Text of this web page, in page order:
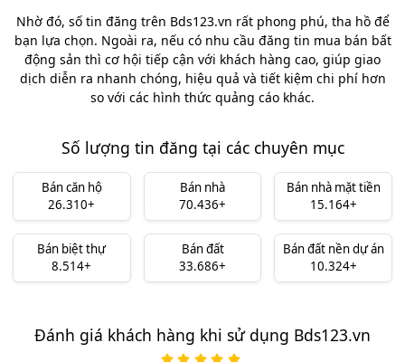
Nhờ đó, số tin đăng trên Bds123.vn rất phong phú, tha hồ để
bạn lựa chọn. Ngoài ra, nếu có nhu cầu đăng tin mua bán bất
động sản thì cơ hội tiếp cận với khách hàng cao, giúp giao
dịch diễn ra nhanh chóng, hiệu quả và tiết kiệm chi phí hơn
so với các hình thức quảng cáo khác.
Số lượng tin đăng tại các chuyên mục
Bán căn hộ
26.310+
Bán nhà
70.436+
Bán nhà mặt tiền
15.164+
Bán biệt thự
8.514+
Bán đất
33.686+
Bán đất nền dự án
10.324+
Đánh giá khách hàng khi sử dụng Bds123.vn